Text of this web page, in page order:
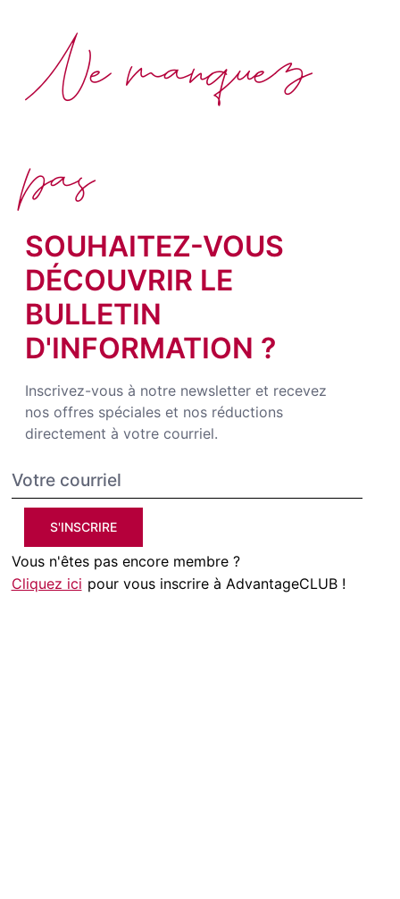
SOUHAITEZ-VOUS
DÉCOUVRIR LE
BULLETIN
D'INFORMATION ?
Inscrivez-vous à notre newsletter et recevez
nos offres spéciales et nos réductions
directement à votre courriel.
S'INSCRIRE
Vous n'êtes pas encore membre ?
Cliquez ici pour vous inscrire à AdvantageCLUB !
Ne manquez
pas